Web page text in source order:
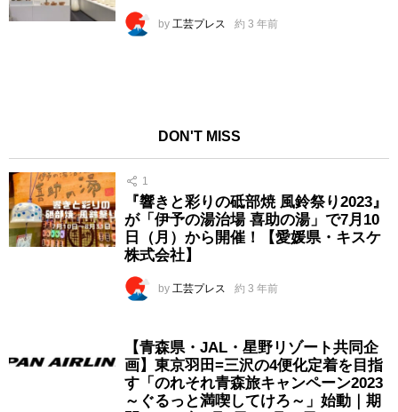
by 工芸プレス 約 3 年前
DON'T MISS
1
『響きと彩りの砥部焼 風鈴祭り2023』
が「伊予の湯治場 喜助の湯」で7月10
日（月）から開催！【愛媛県・キスケ
株式会社】
by 工芸プレス 約 3 年前
【青森県・JAL・星野リゾート共同企
画】東京羽田=三沢の4便化定着を目指
す「のれそれ青森旅キャンペーン2023
～ぐるっと満喫してけろ～」始動｜期